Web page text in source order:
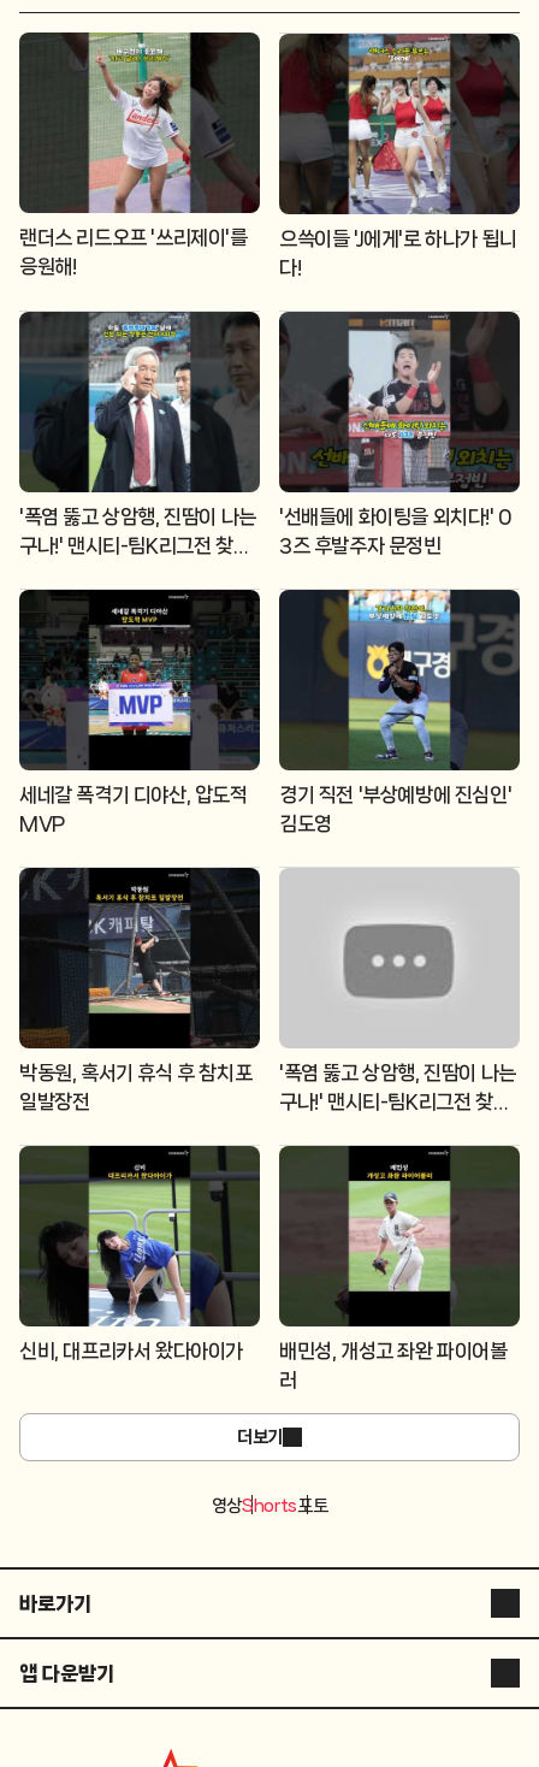
랜더스 리드오프 '쓰리제이'를
응원해!
으쓱이들 'J에게'로 하나가 됩니
다!
'폭염 뚫고 상암행, 진땀이 나는
구나!' 맨시티-팀K리그전 찾은
'선배들에 화이팅을 외치다!' 0
3즈 후발주자 문정빈
세네갈 폭격기 디야산, 압도적
MVP
경기 직전 '부상예방에 진심인'
김도영
박동원, 혹서기 휴식 후 참치포
일발장전
'폭염 뚫고 상암행, 진땀이 나는
구나!' 맨시티-팀K리그전 찾은
신비, 대프리카서 왔다아이가
배민성, 개성고 좌완 파이어볼
러
더보기
영상Shorts포토
바로가기
스타뉴스 코리아
스타플러스
앱 다운받기